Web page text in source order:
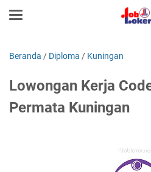
Beranda / Diploma / Kuningan
Lowongan Kerja
Permata Kuningan